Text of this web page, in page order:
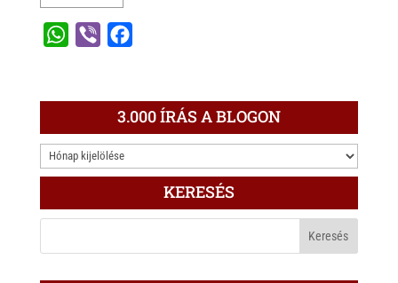
s
A
p
r
e
b
k
3.000 ÍRÁS A BLOGON
3.000
ÍRÁS
BLOGON
KERESÉS